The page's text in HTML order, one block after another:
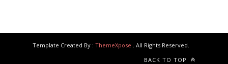
Template Created By : ThemeXpose
. All Rights Reserved.
BACK TO TOP